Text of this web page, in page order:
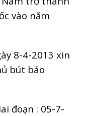
vào năm
8-4-2013 xin
bút báo
đoạn : 05-7-